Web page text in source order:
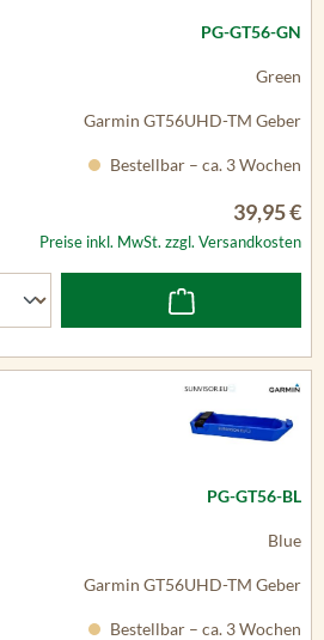
PG-GT56-GN
Green
Garmin GT56UHD-TM Geber
Bestellbar – ca. 3 Wochen
39,95 €
Preise inkl. MwSt. zzgl. Versandkosten
PG-GT56-BL
Blue
Garmin GT56UHD-TM Geber
Bestellbar – ca. 3 Wochen